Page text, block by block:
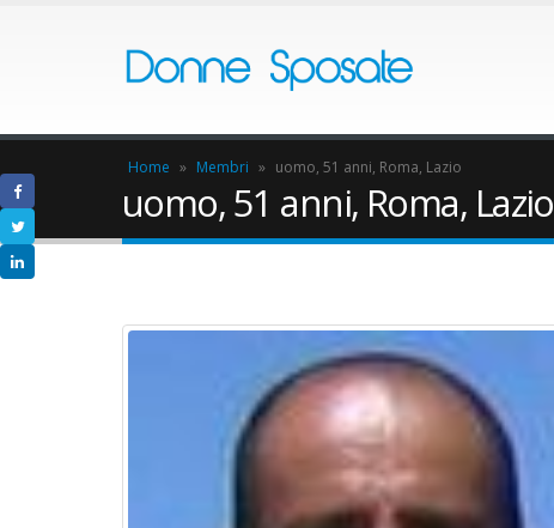
Home » Membri » uomo, 51 anni, Roma, Lazio
uomo, 51 anni, Roma, Lazio